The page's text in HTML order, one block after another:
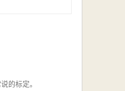
的标定。